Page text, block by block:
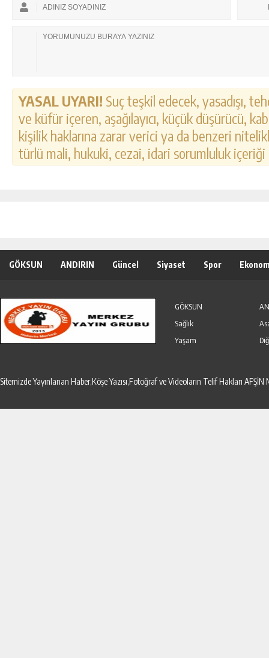
YASAL UYARI! Suç teşkil edecek, yasadışı,
ve küfür içeren, aşağılayıcı, küçük düşürücü,
kişilik haklarına zarar verici ya da benzeri
türlü mali, hukuki, cezai, idari sorumluluk
GÖKSUN ANDIRIN Güncel Siyaset Spor
GÖKSUN
Sağlık
Yaşam
Sitemizde Yayınlanan Haber,Köşe Yazısı,Fotoğraf ve Videoların Telif Hakları